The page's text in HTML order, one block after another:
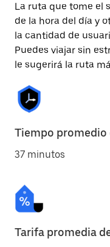
La ruta que tome el
de la hora del día y
la cantidad de
Puedes viajar sin
le sugerirá la ruta
Tiempo promedio
37 minutos
Tarifa promedia